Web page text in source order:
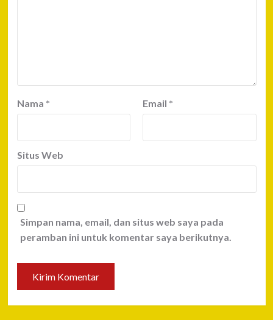
Nama * Email *
Situs Web
Simpan nama, email, dan situs web saya pada
peramban ini untuk komentar saya berikutnya.